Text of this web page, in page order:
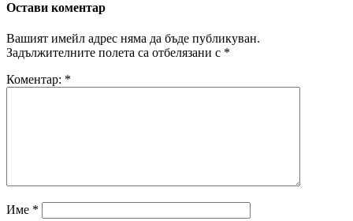
Остави коментар
Вашият имейл адрес няма да бъде публикуван.
Задължителните полета са отбелязани с *
Коментар: *
Име *